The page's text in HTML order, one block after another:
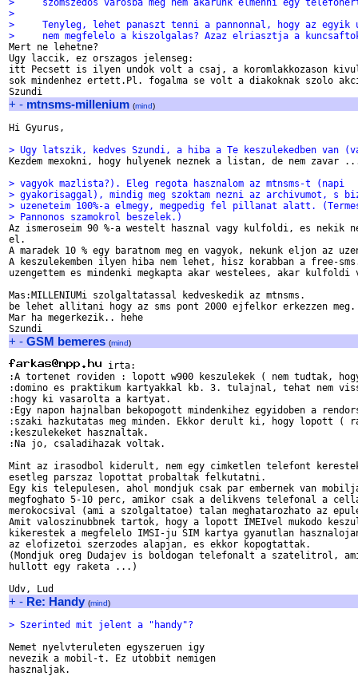
>     szomszedos varosba meg nem akarunk elmenni egy
>
>     Tenyleg, lehet panaszt tenni a pannonnal, hogy az egyik
>     nem megfelelo a kiszolgalas? Azaz elriasztja a
Mert ne lehetne?
Ugy laccik, ez orszagos jelenseg:
itt Pecsett is ilyen undok volt a csaj, a koromlakkozason
sok mindenhez ertett.Pl. fogalma se volt a diakoknak szolo
+ - mtnsms-millenium (mind)
Hi Gyurus,
> Ugy latszik, kedves Szundi, a hiba a Te keszulekedben van
Kezdem mexokni, hogy hulyenek neznek a listan, de nem zavar
> vagyok mazlista?). Eleg regota hasznalom az mtnsms-t (napi
> gyakorisaggal), mindig meg szoktam nezni az archivumot, s
> uzeneteim 100%-a elmegy, megpedig fel pillanat alatt.
> Pannonos szamokrol beszelek.)
Az ismeroseim 90 %-a westelt hasznal vagy kulfoldi, es nekik
el.
A maradek 10 % egy baratnom meg en vagyok, nekunk eljon az
A keszulekemben ilyen hiba nem lehet, hisz korabban a free-
uzengettem es mindenki megkapta akar westelees, akar
Mas:MILLENIUMi szolgaltatassal kedveskedik az mtnsms.
be lehet allitani hogy az sms pont 2000 ejfelkor erkezzen meg.
Mar ha megerkezik.. hehe
+ - GSM bemeres (mind)
irta:
:A tortenet roviden : lopott w900 keszulekek ( nem tudtak,
:domino es praktikum kartyakkal kb. 3. tulajnal, tehat nem
:hogy ki vasarolta a kartyat.
:Egy napon hajnalban bekopogott mindenkihez egyidoben a
:szaki hazkutatas meg minden. Ekkor derult ki, hogy lopott (
:keszulekeket hasznaltak.
:Na jo, csaladihazak voltak.
Mint az irasodbol kiderult, nem egy cimketlen telefont
esetleg parszaz lopottat probaltak felkutatni.
Egy kis telepulesen, ahol mondjuk csak par embernek van
megfoghato 5-10 perc, amikor csak a delikvens telefonal a
merokocsival (ami a szolgaltatoe) talan meghatarozhato az
Amit valoszinubbnek tartok, hogy a lopott IMEIvel mukodo
kikerestek a megfelelo IMSI-ju SIM kartya gyanutlan
az elofizetoi szerzodes alapjan, es ekkor kopogtattak.
(Mondjuk oreg Dudajev is boldogan telefonalt a szatelitrol,
hullott egy raketa ...)
+ - Re: Handy (mind)
> Szerinted mit jelent a "handy"?
Nemet nyelvteruleten egyszeruen igy
nevezik a mobil-t. Ez utobbit nemigen
hasznaljak.